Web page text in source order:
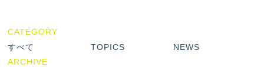
CATEGORY
すべて
TOPICS
NEWS
ARCHIVE